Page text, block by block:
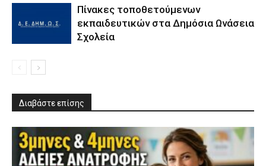
Πίνακες τοποθετούμενων
εκπαιδευτικών στα Δημόσια Ωνάσεια
Σχολεία
Διαβάστε επίσης